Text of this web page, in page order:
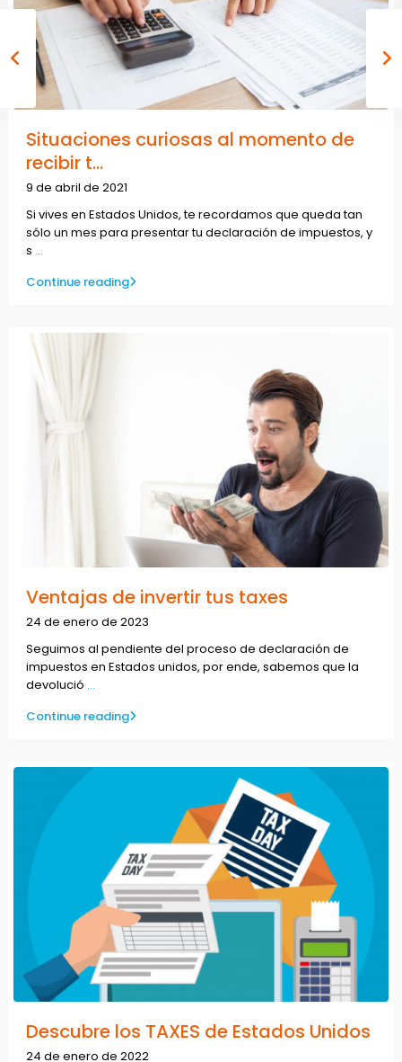
Situaciones curiosas al momento de
recibir t...
9 de abril de 2021
Si vives en Estados Unidos, te recordamos que queda tan
sólo un mes para presentar tu declaración de impuestos, y
s ...
Continue reading
Ventajas de invertir tus taxes
24 de enero de 2023
Seguimos al pendiente del proceso de declaración de
impuestos en Estados unidos, por ende, sabemos que la
devolució ...
Continue reading
Descubre los TAXES de Estados Unidos
24 de enero de 2022